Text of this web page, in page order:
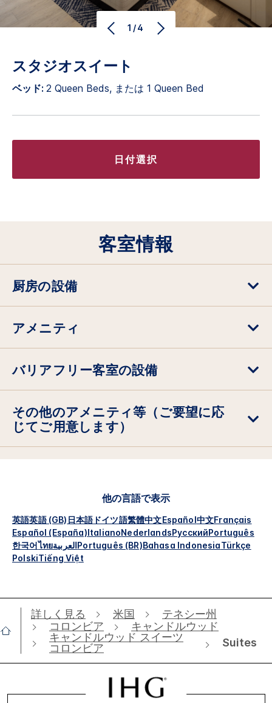
1/4
スタジオスイート
ベッド: 2 Queen Beds, または 1 Queen Bed
日付選択
客室情報
厨房の設備
アメニティ
バリアフリー客室の設備
その他のアメニティ等（ご要望に応
じてご用意します）
他の言語で表示
英語英語 (GB) 日本語 ドイツ語繁體中文Español中文Français
Español (España)ItalianoNederlandsРусскийPortuguês
한국어ไทยالعربيةPortuguês (BR)Bahasa IndonesiaTürkçe
PolskiTiếng Việt
詳しく見る 米国
テネシー州
コロンビア
キャンドルウッド
キャンドルウッド スイーツ
コロンビア
Suites